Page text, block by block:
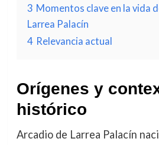
3 Momentos clave en la vida
Larrea Palacín
4 Relevancia actual
Orígenes y
histórico
Arcadio de Larrea Palacín